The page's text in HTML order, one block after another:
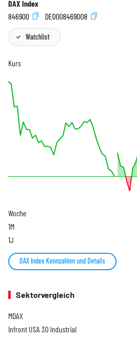
DAX Index
846900
DE0008469008
Watchlist
Kurs
Woche
1M
1J
DAX Index Kennzahlen und Details
Sektorvergleich
MDAX
Infront USA 30 Industrial